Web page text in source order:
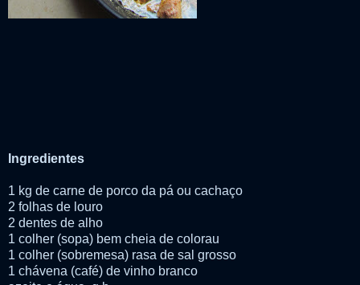
Ingredientes
1 kg de carne de porco da pá ou cachaço
2 folhas de louro
2 dentes de alho
1 colher (sopa) bem cheia de colorau
1 colher (sobremesa) rasa de sal grosso
1 chávena (café) de vinho branco